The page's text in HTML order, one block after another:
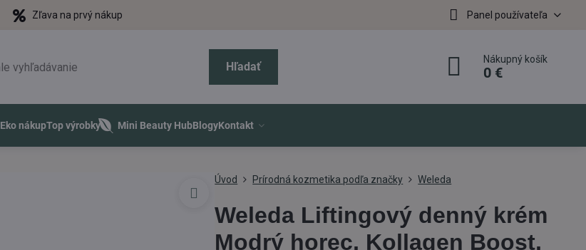
Zľava na prvý nákup Panel používateľa
Hľadať
Nákupný košík
0 €
Eko nákupTop výrobky Mini Beauty HubBlogyKontakt
Úvod Prírodná kozmetika podľa značky Weleda
Weleda Liftingový denný krém
Modrý horec, Kollagen Boost,